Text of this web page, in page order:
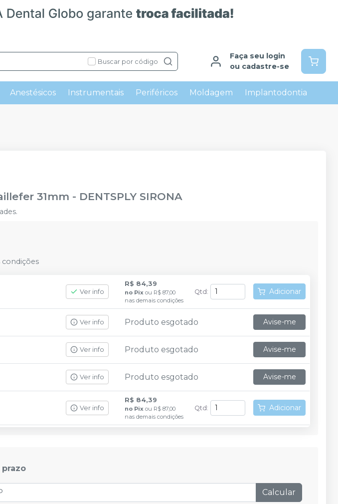
Buscar por código
Faça seu login
ou cadastre-se
Anestésicos Instrumentais Periféricos Moldagem Implantodontia
31mm - DENTSPLY SIRONA
condições
Ver info
R$ 84,39
no Pix ou R$ 87,00
nas demais condições
Qtd : Adicionar
Ver info Produto esgotado Avise-me
Ver info Produto esgotado Avise-me
Ver info Produto esgotado Avise-me
Ver info
R$ 84,39
no Pix ou R$ 87,00
nas demais condições
Qtd : Adicionar
Calcular